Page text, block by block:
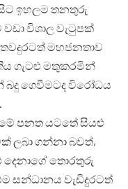
ඉහලම තනතුරු
විශාල වැටුපක්
මහජනතාව
ගැටළු මතුකරමින්
ගෙවීමටද විරෝධය
පනත යටතේ සියළු
ලබා ගන්නා බවත්,
දෙනාගේ තොරතුරු
සන්ධානය වැඩිදුරටත්